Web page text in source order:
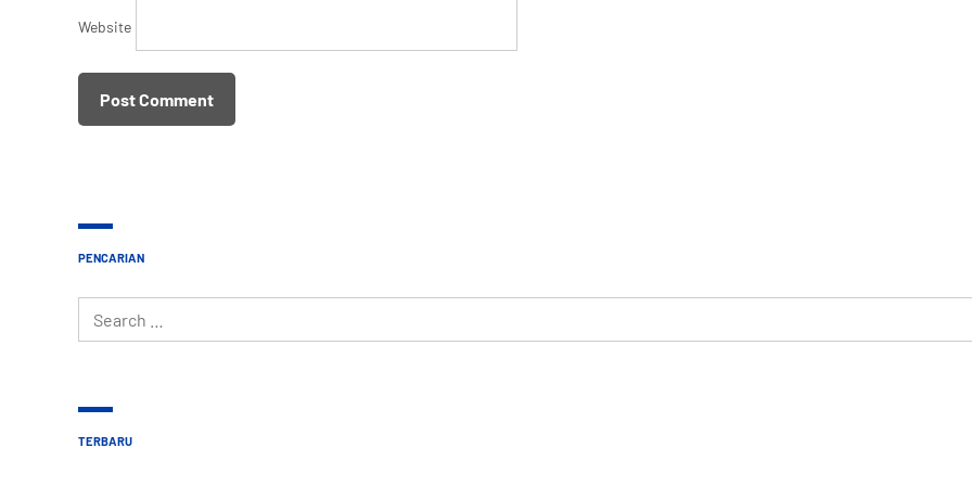
Website
PENCARIAN
Search
for:
TERBARU